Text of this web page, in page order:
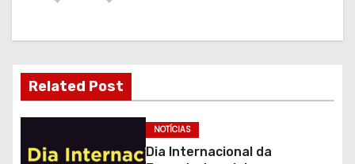
ç
ã
o
Related Post
NOTÍCIAS
Dia Internacional da